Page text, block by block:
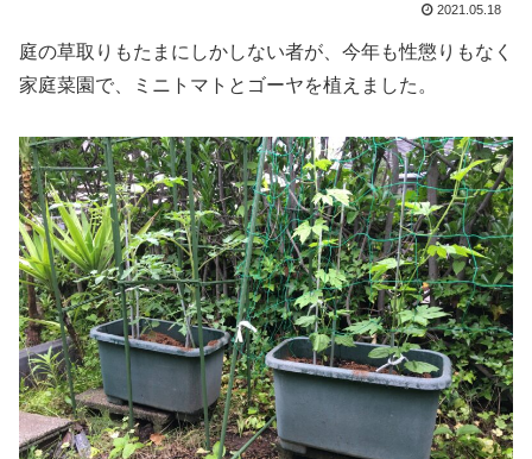
2021.05.18
庭の草取りもたまにしかしない者が、今年も性懲りもなく
家庭菜園で、ミニトマトとゴーヤを植えました。